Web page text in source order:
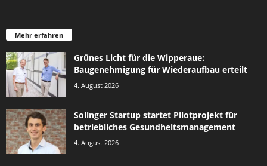
Mehr erfahren
Grünes Licht für die Wipperaue:
Baugenehmigung für Wiederaufbau erteilt
4. August 2026
Solinger Startup startet Pilotprojekt für
betriebliches Gesundheitsmanagement
4. August 2026